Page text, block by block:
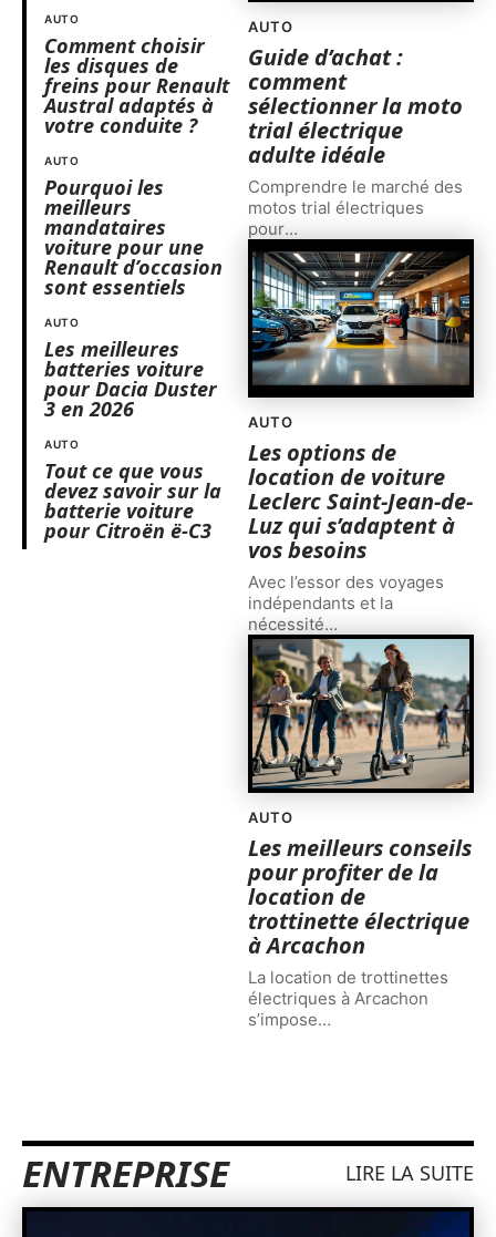
AUTO
Comment choisir
les disques de
freins pour Renault
Austral adaptés à
votre conduite ?
AUTO
Pourquoi les
meilleurs
mandataires
voiture pour une
Renault d’occasion
sont essentiels
AUTO
Les meilleures
batteries voiture
pour Dacia Duster
3 en 2026
AUTO
Tout ce que vous
devez savoir sur la
batterie voiture
pour Citroën ë-C3
AUTO
Guide d’achat :
comment
sélectionner la moto
trial électrique
adulte idéale
Comprendre le marché des
motos trial électriques
pour…
AUTO
Les options de
location de voiture
Leclerc Saint-Jean-de-
Luz qui s’adaptent à
vos besoins
Avec l’essor des voyages
indépendants et la
nécessité…
AUTO
Les meilleurs conseils
pour profiter de la
location de
trottinette électrique
à Arcachon
La location de trottinettes
électriques à Arcachon
s’impose…
ENTREPRISE LIRE LA SUITE